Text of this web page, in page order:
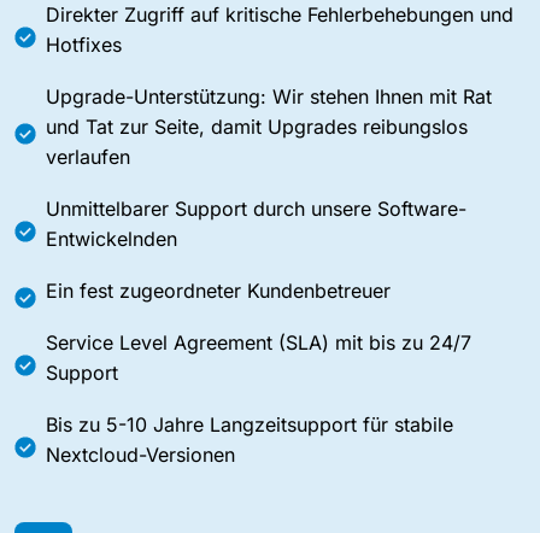
Direkter Zugriff auf kritische Fehlerbehebungen und
Hotfixes
Upgrade-Unterstützung: Wir stehen Ihnen mit Rat
und Tat zur Seite, damit Upgrades reibungslos
verlaufen
Unmittelbarer Support durch unsere Software-
Entwickelnden
Ein fest zugeordneter Kundenbetreuer
Service Level Agreement (SLA) mit bis zu 24/7
Support
Bis zu 5-10 Jahre Langzeitsupport für stabile
Nextcloud-Versionen